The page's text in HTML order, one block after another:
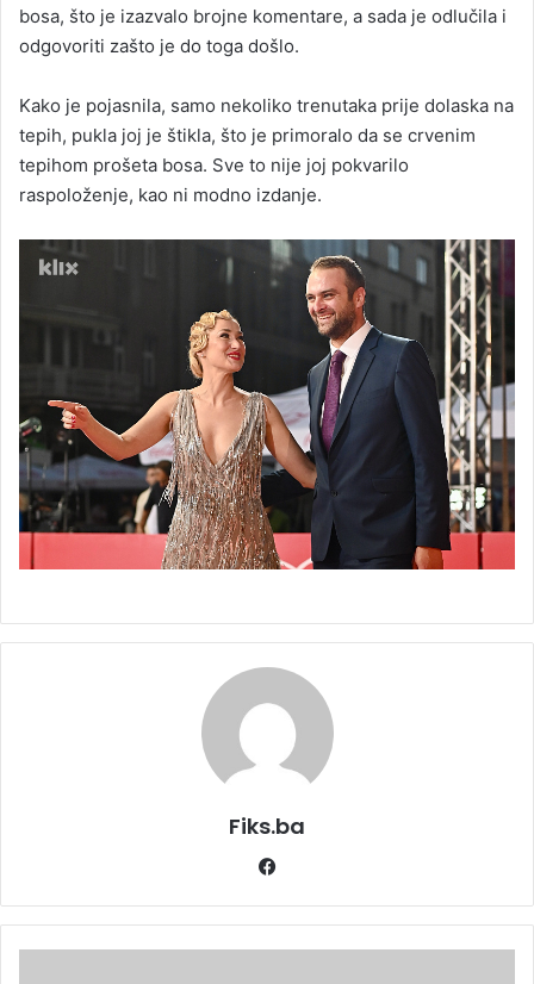
bosa, što je izazvalo brojne komentare, a sada je odlučila i
odgovoriti zašto je do toga došlo.
Kako je pojasnila, samo nekoliko trenutaka prije dolaska na
tepih, pukla joj je štikla, što je primoralo da se crvenim
tepihom prošeta bosa. Sve to nije joj pokvarilo
raspoloženje, kao ni modno izdanje.
Fiks.ba